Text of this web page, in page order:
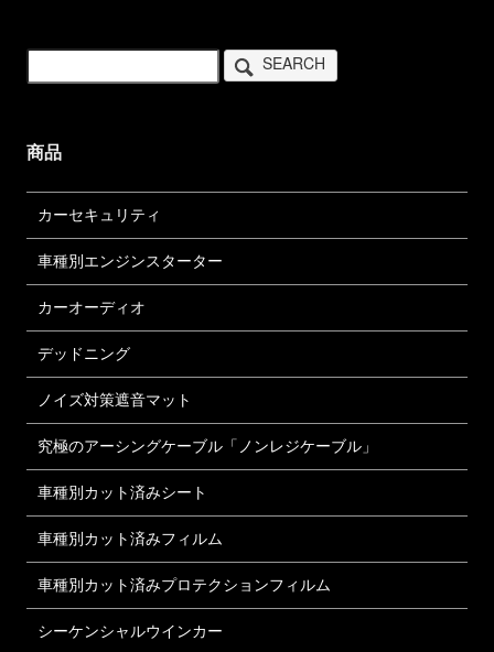
SEARCH
商品
カーセキュリティ
車種別エンジンスターター
カーオーディオ
デッドニング
ノイズ対策遮音マット
究極のアーシングケーブル「ノンレジケーブル」
車種別カット済みシート
車種別カット済みフィルム
車種別カット済みプロテクションフィルム
シーケンシャルウインカー